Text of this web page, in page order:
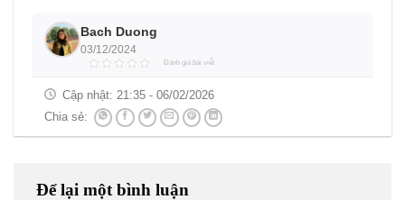
Bach Duong
03/12/2024
Đánh giá bài viết
Cập nhật: 21:35 - 06/02/2026
Chia sẻ:
Để lại một bình luận